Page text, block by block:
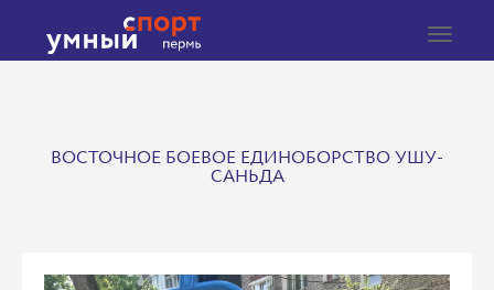
Toggle
ВОСТОЧНОЕ БОЕВОЕ ЕДИНОБОРСТВО УШУ-
САНЬДА